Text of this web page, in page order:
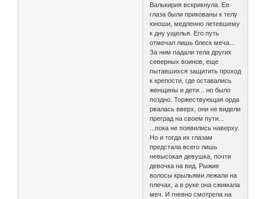
Валькирия вскрикнула. Ее
глаза были прикованы к телу
юноши, медленно летевшему
к дну ущелья. Его путь
отмечал лишь блеск меча...
За ним падали тела других
северных воинов, еще
пытавшихся защитить проход
к крепости, где оставались
женщины и дети... но было
поздно. Торжествующая орда
рвалась вверх, они не видели
преград на своем пути...
...пока не появились наверху.
Но и тогда их глазам
предстала всего лишь
невысокая девушка, почти
девочка на вид. Рыжие
волосы крыльями лежали на
плечах, а в руке она сжимала
меч. И гневно смотрела на